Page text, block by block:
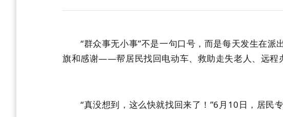
“群众事无小事”不是一句口号，而是每天发生在派
旗和感谢——帮居民找回电动车、救助走失老人、远程
“真没想到，这么快就找回来了！”6月10日，居民专